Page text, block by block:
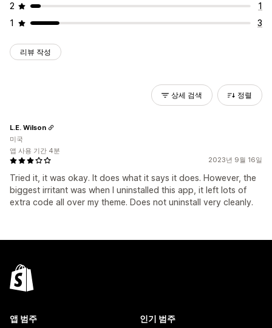
2
1
1
3
리뷰 작성
상세 검색 정렬
2023년 9월 16일
Tried it, it was okay. It does what it says it does. However, the
biggest irritant was when I uninstalled this app, it left lots of
extra code all over my theme. Does not uninstall very cleanly.
L.E. Wilson
미국
앱 사용 기간 4분
앱 범주 인기 범주